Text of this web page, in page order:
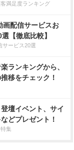
満足度ランキング
画配信サービスお
【徹底比較】
サービス20選
ランキングから、
移をチェック！
壇イベント、サイ
どプレゼント！
集